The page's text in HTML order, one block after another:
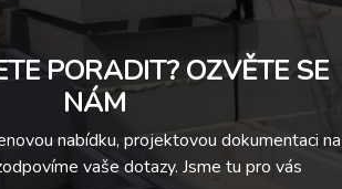
PORADIT? OZVĚTE SE
NÁM
nabídku, projektovou dokumentaci na
vaše dotazy. Jsme tu pro vás